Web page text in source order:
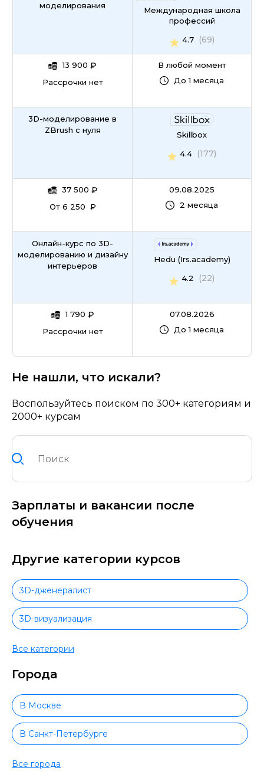
моделирования
13 900 ₽
Рассрочки нет
Международная школа
профессий
4.7
(69)
В любой момент
До 1 месяца
3D-моделирование в
ZBrush с нуля
37 500 ₽
От 6 250 ₽
Skillbox
4.4
(177)
09.08.2025
2 месяца
Онлайн-курс по 3D-
моделированию и дизайну
интерьеров
1 790 ₽
Рассрочки нет
Hedu (Irs.academy)
4.2
(22)
07.08.2026
До 1 месяца
Не нашли, что искали?
Воспользуйтесь поиском по 300+ категориям и
2000+ курсам
Зарплаты и вакансии после
обучения
Другие категории курсов
3D-дженералист
3D-визуализация
Adobe InDesign
Adobe Animate
CG-рисование
Черчение
CorelDraw
Все категории
Города
В Москве
В Санкт-Петербурге
В Новосибирске
Все города